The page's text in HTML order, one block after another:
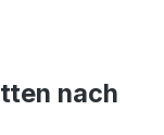
nach